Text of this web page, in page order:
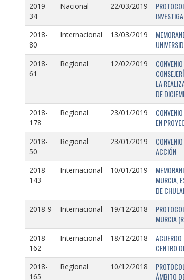
2019-
34
Nacional 22/03/2019
2018-
80
Internacional 13/03/2019
2018-
61
Regional 12/02/2019
LA
DE
2018-
178
Regional 23/01/2019
EN
2018-
50
Regional 23/01/2019
ACCIÓN
2018-
143
Internacional 10/01/2019
MURCIA,
DE
2018-9 Internacional 19/12/2018
MURCIA
2018-
162
Internacional 18/12/2018
CENTRO
2018-
165
Regional 10/12/2018
ÁMBITO